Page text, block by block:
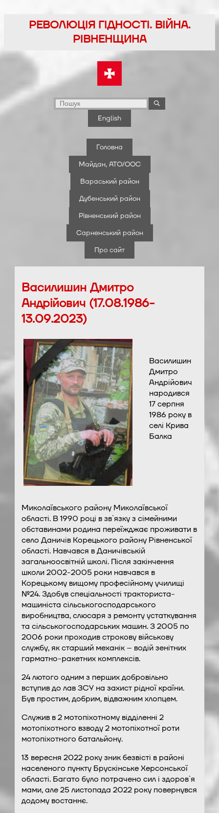
РЕВОЛЮЦІЯ ГІДНОСТІ. ВІЙНА.
РІВНЕНЩИНА
English
Головна
Майдан, АТО/ООС
Вараський район
Дубенський район
Рівненський район
Сарненський район
Про сайт
Василишин Дмитро
Андрійович (17.08.1986-
13.09.2023)
Василишин
Дмитро
Андрійович
народився
17 серпня
1986 року в
селі Крива
Балка
Миколаївського району Миколаївської
області. В 1990 році в зв`язку з сімейними
обставинами родина переїжджає проживати в
село Даничів Корецького району Рівненської
області. Навчався в Даничівській
загальноосвітній школі. Після закінчення
школи 2002-2005 роки навчався в
Корецькому вищому професійному училищі
№24. Здобув спеціальності тракториста-
машиніста сільськогосподарського
виробництва, слюсаря з ремонту устаткування
та сільськогосподарських машин. З 2005 по
2006 роки проходив строкову військову
службу, як старший механік – водій зенітних
гарматно-ракетних комплексів.
24 лютого одним з перших добровільно
вступив до лав ЗСУ на захист рідної країни.
Був простим, добрим, відважним хлопцем.
Служив в 2 мотопіхотному відділенні 2
мотопіхотного взводу 2 мотопіхотної роти
мотопіхотного батальйону.
13 вересня 2022 року зник безвісті в районі
населеного пункту Брускінське Херсонської
області. Багато було потрачено сил і здоров`я
мами, але 25 листопада 2022 року повернувся
додому востаннє.